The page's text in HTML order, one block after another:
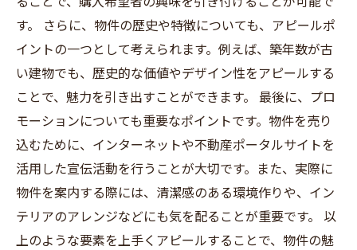
す。 さらに、物件の歴史や特徴についても、アピールポ
イントの一つとして考えられます。例えば、築年数が古
い建物でも、歴史的な価値やデザイン性をアピールする
ことで、魅力を引き出すことができます。 最後に、プロ
モーションについても重要なポイントです。物件を売り
込むために、インターネットや不動産ポータルサイトを
活用した宣伝活動を行うことが大切です。また、実際に
物件を案内する際には、清潔感のある環境作りや、イン
テリアのアレンジなどにも気を配ることが重要です。 以
上のような要素を上手くアピールすることで、物件の魅